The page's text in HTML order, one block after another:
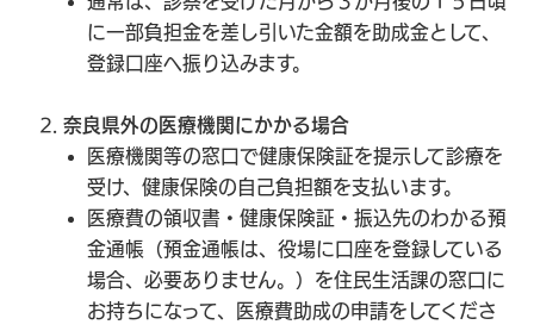
に一部負担金を差し引いた金額を助成金として、
登録口座へ振り込みます。
2. 奈良県外の医療機関にかかる場合
医療機関等の窓口で健康保険証を提示して診療を
受け、健康保険の自己負担額を支払います。
医療費の領収書・健康保険証・振込先のわかる預
金通帳（預金通帳は、役場に口座を登録している
場合、必要ありません。）を住民生活課の窓口に
お持ちになって、医療費助成の申請をしてくださ